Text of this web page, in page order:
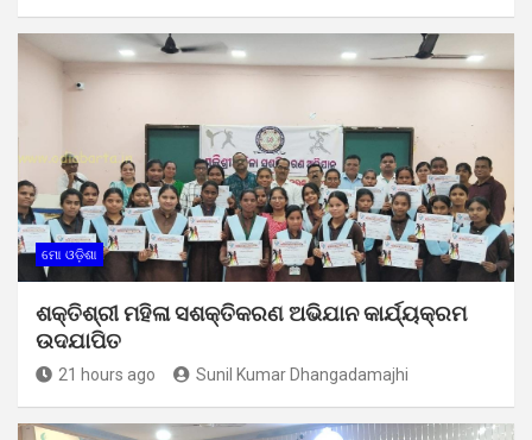
ମୋ ଓଡ଼ିଶା
ଶକ୍ତିଶ୍ରୀ ମହିଳା ସଶକ୍ତିକରଣ ଅଭିଯାନ କାର୍ଯ୍ୟକ୍ରମ
ଉଦଯାପିତ
21 hours ago Sunil Kumar Dhangadamajhi